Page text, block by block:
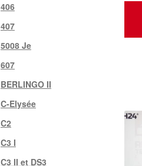
406
407
5008 Je
607
BERLINGO II
C-Elysée
C2
C3 I
C3 II et DS3